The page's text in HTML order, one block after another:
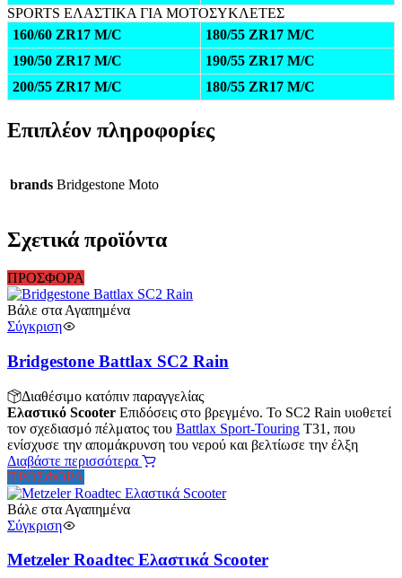
SPORTS ΕΛΑΣΤΙΚΑ ΓΙΑ ΜΟΤΟΣΥΚΛΕΤΕΣ
160/60 ZR17 M/C
180/55 ZR17 M/C
190/50 ZR17 M/C
190/55 ZR17 M/C
200/55 ZR17 M/C
180/55 ZR17 M/C
Επιπλέον πληροφορίες
brands Bridgestone Moto
Σχετικά προϊόντα
ΠΡΟΣΦΟΡΑ
Βάλε στα Αγαπημένα
Σύγκριση
Bridgestone Battlax SC2 Rain
Διαθέσιμο κατόπιν παραγγελίας
Ελαστικό Scooter Επιδόσεις στο βρεγμένο. Το SC2 Rain υιοθετεί
τον σχεδιασμό πέλματος του Battlax Sport-Touring T31, που
ενίσχυσε την απομάκρυνση του νερού και βελτίωσε την έλξη
Διαβάστε περισσότερα
ΠΡΟΣΦΟΡΑ
Βάλε στα Αγαπημένα
Σύγκριση
Metzeler Roadtec Ελαστικά Scooter